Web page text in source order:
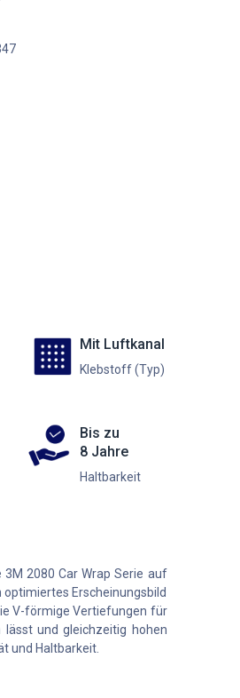
Mit Luftkanal
Klebstoff (Typ)
Bis zu
8 Jahre
Haltbarkeit
2080 Car Wrap Serie auf
optimiertes Erscheinungsbild
V-förmige Vertiefungen für
und gleichzeitig hohen
und Haltbarkeit.